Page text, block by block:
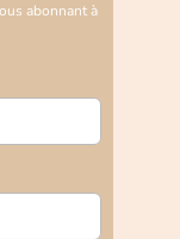
abonnant à